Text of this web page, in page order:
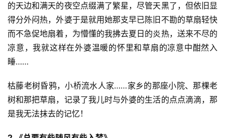
的天边和满天的夜空点缀满了繁星，尽管天黑了，但依旧显
得分外闷热，外婆于是就用她那支早已陈旧不勘的草扇轻快
而不急促地扇着，为懵懂的我拂去夏日的炎热，送来不尽的
凉意，我就这样在外婆温暖的怀里和草扇的凉意中酣然入
睡……
枯藤老树昏鸦，小桥流水人家……家乡的那座小院、那棵老
树和那把草扇，记录了我儿时与外婆的生活的点点滴滴，那
是我无法抹去的记忆！